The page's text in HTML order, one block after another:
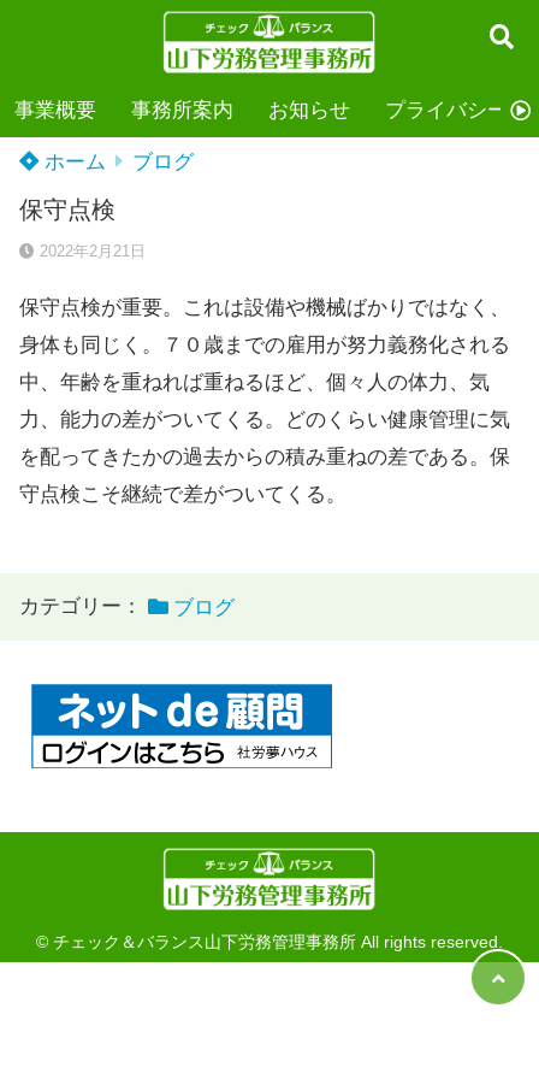
事業概要 事務所案内 お知らせ プライバシーポ
ホーム ブログ
保守点検
2022年2月21日
保守点検が重要。これは設備や機械ばかりではなく、
身体も同じく。７０歳までの雇用が努力義務化される
中、年齢を重ねれば重ねるほど、個々人の体力、気
力、能力の差がついてくる。どのくらい健康管理に気
を配ってきたかの過去からの積み重ねの差である。保
守点検こそ継続で差がついてくる。
カテゴリー： ブログ
© チェック＆バランス山下労務管理事務所 All rights reserved.